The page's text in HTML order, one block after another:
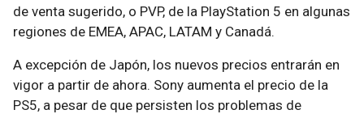
de venta sugerido, o PVP, de la PlayStation 5 en algunas
regiones de EMEA, APAC, LATAM y Canadá.
A excepción de Japón, los nuevos precios entrarán en
vigor a partir de ahora. Sony aumenta el precio de la
PS5, a pesar de que persisten los problemas de